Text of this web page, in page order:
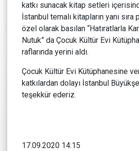
katkı sunacak kitap setleri
İstanbul temalı kitapların yanı sıra
özel olarak basılan “Hatıratlarla
Nutuk” da Çocuk Kültür Evi
raflarında yerini aldı.
Çocuk Kültür Evi Kütüphanesine
katkılardan dolayı İstanbul
teşekkür ederiz.
17.09.2020 14:15